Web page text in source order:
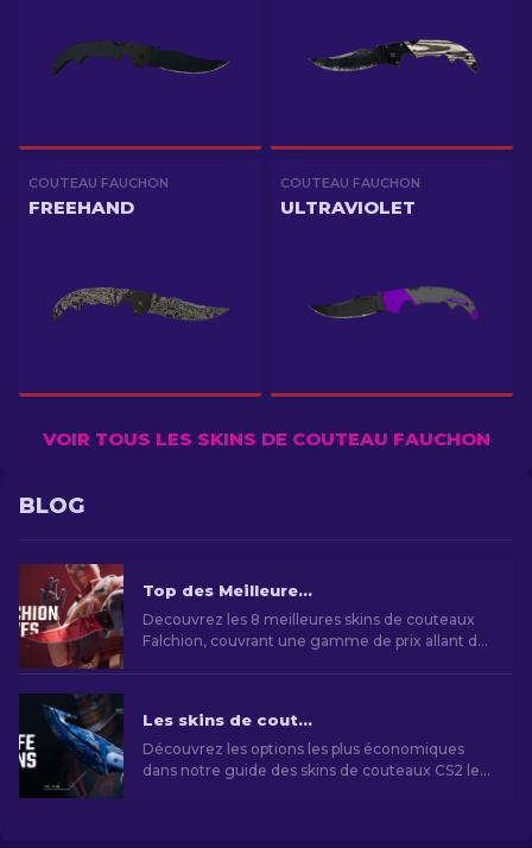
COUTEAU FAUCHON
FREEHAND
COUTEAU FAUCHON
ULTRAVIOLET
VOIR TOUS LES SKINS DE COUTEAU FAUCHON
BLOG
Top des Meilleures skins de Couteau Falchion CS2
Decouvrez les 8 meilleures skins de couteaux
Falchion, couvrant une gamme de prix allant de
Les skins de couteaux CS2 les moins chers [2026]
Découvrez les options les plus économiques
dans notre guide des skins de couteaux CS2 les